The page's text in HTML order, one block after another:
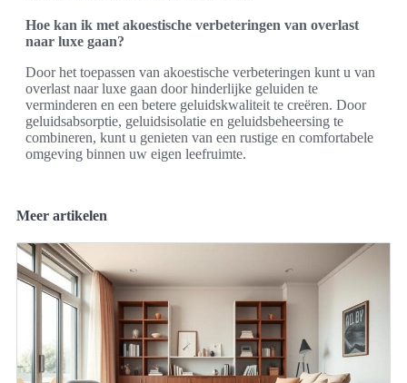
Hoe kan ik met akoestische verbeteringen van overlast
naar luxe gaan?
Door het toepassen van akoestische verbeteringen kunt u van
overlast naar luxe gaan door hinderlijke geluiden te
verminderen en een betere geluidskwaliteit te creëren. Door
geluidsabsorptie, geluidsisolatie en geluidsbeheersing te
combineren, kunt u genieten van een rustige en comfortabele
omgeving binnen uw eigen leefruimte.
Meer artikelen